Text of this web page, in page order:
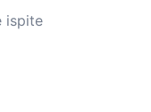
ispite